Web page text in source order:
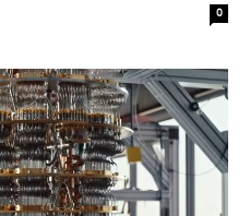
0